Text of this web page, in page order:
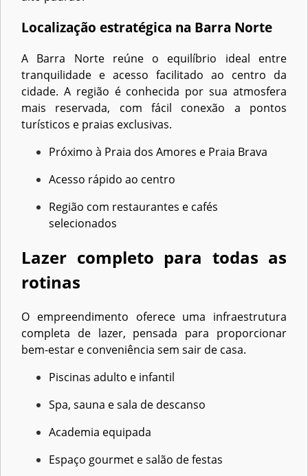
Localização estratégica na Barra Norte
A Barra Norte reúne o equilíbrio ideal entre
tranquilidade e acesso facilitado ao centro da
cidade. A região é conhecida por sua atmosfera
mais reservada, com fácil conexão a pontos
turísticos e praias exclusivas.
Próximo à Praia dos Amores e Praia Brava
Acesso rápido ao centro
Região com restaurantes e cafés
selecionados
Lazer completo para todas as
rotinas
O empreendimento oferece uma infraestrutura
completa de lazer, pensada para proporcionar
bem-estar e conveniência sem sair de casa.
Piscinas adulto e infantil
Spa, sauna e sala de descanso
Academia equipada
Espaço gourmet e salão de festas